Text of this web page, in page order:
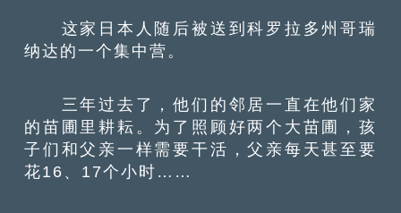
这家日本人随后被送到科罗拉多州哥瑞
纳达的一个集中营。
三年过去了，他们的邻居一直在他们家
的苗圃里耕耘。为了照顾好两个大苗圃，孩
子们和父亲一样需要干活，父亲每天甚至要
花16、17个小时……